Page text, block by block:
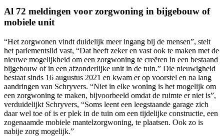
Al 72 meldingen voor zorgwoning in bijgebouw of
mobiele unit
“Het zorgwonen vindt duidelijk meer ingang bij de mensen”, stelt
het parlementslid vast, “Dat heeft zeker en vast ook te maken met de
nieuwe mogelijkheid om een zorgwoning te creëren in een bestaand
bijgebouw of in een afzonderlijke unit in de tuin.” Die nieuwigheid
bestaat sinds 16 augustus 2021 en kwam er op voorstel en na lang
aandringen van Schryvers. “Niet in elke woning is het mogelijk om
een zorgwoning te maken, bijvoorbeeld omdat de ruimte er niet is”,
verduidelijkt Schryvers, “Soms leent een leegstaande garage zich
daar wel toe of is er plek in de tuin om een tijdelijke constructie, een
zogenaamde mobiele mantelzorgwoning, te plaatsen. Ook zo is
nabije zorg mogelijk.”